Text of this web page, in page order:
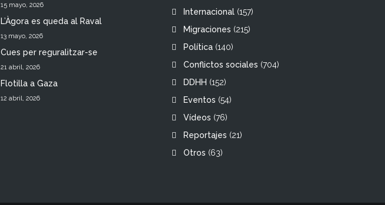
15 mayo, 2026
L’Àgora es queda al Raval
13 mayo, 2026
Cues per reguralitzar-se
21 abril, 2026
Flotilla a Gaza
12 abril, 2026
Internacional (157)
Migraciones (215)
Política (140)
Conflictos sociales (704)
DDHH (152)
Eventos (54)
Vídeos (76)
Reportajes (21)
Otros (63)